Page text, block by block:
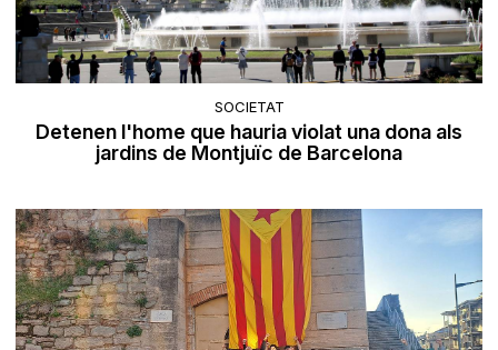
SOCIETAT
Detenen l'home que hauria violat una dona als
jardins de Montjuïc de Barcelona